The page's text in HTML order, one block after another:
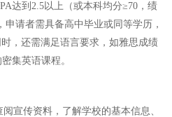
达到2.5以上（或本科均分≥70，绩
申请者需具备高中毕业或同等学历，
，还需满足语言要求，如雅思成绩
集英语课程。
宣传资料，了解学校的基本信息、